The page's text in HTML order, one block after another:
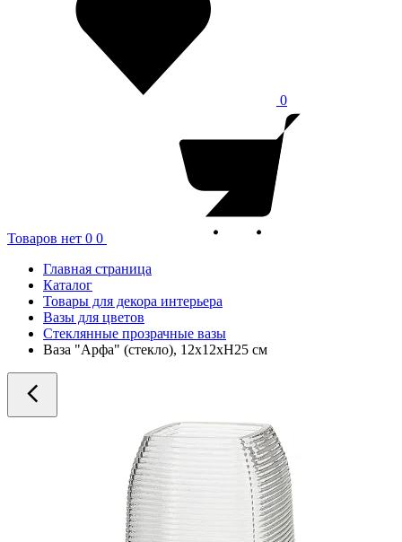
0
Товаров нет 0 0
Главная страница
Каталог
Товары для декора интерьера
Вазы для цветов
Стеклянные прозрачные вазы
Ваза "Арфа" (стекло), 12x12xH25 см